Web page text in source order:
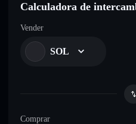
Calculadora de
Vender
SOL
Comprar